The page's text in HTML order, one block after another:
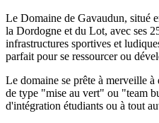
Le Domaine de Gavaudun, situé
la Dordogne et du Lot, avec ses
infrastructures sportives et
parfait pour se ressourcer ou
Le domaine se prête à merveille à
de type "mise au vert" ou "team
d'intégration étudiants ou à tout